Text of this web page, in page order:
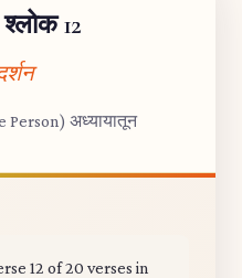
12
Person) अध्यायातून
12 of 20 verses in